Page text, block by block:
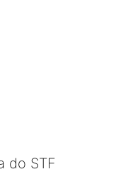
do STF